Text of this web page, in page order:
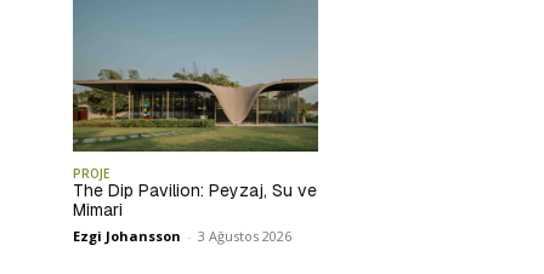
PROJE
The Dip Pavilion: Peyzaj, Su ve
Mimari
Ezgi Johansson - 3 Ağustos 2026